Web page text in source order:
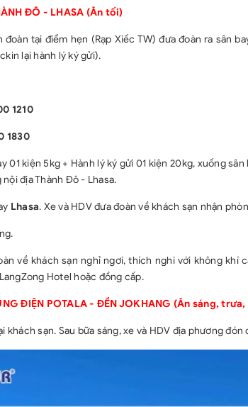
ĐÔ - LHASA (Ăn tối)
đoàn tại điểm hẹn (Rạp Xiếc TW) đưa đoàn ra sân
lại hành lý ký gửi).
1210
1830
01 kiện 5kg + Hành lý ký gửi 01 kiện 20kg, xuống
địa Thành Đô - Lhasa.
Lhasa. Xe và HDV đưa đoàn về khách sạn nhận
về khách sạn nghỉ ngơi, thích nghi với không khí
Hotel hoặc đồng cấp.
ĐIỆN POTALA - ĐỀN JOKHANG (Ăn sáng,
khách sạn. Sau bữa sáng, xe và HDV địa phương